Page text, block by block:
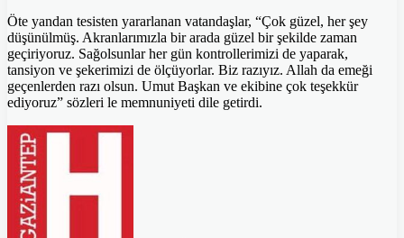
Öte yandan tesisten yararlanan vatandaşlar, “Çok güzel, her şey
düşünülmüş. Akranlarımızla bir arada güzel bir şekilde zaman
geçiriyoruz. Sağolsunlar her gün kontrollerimizi de yaparak,
tansiyon ve şekerimizi de ölçüyorlar. Biz razıyız. Allah da emeği
geçenlerden razı olsun. Umut Başkan ve ekibine çok teşekkür
ediyoruz” sözleri le memnuniyeti dile getirdi.